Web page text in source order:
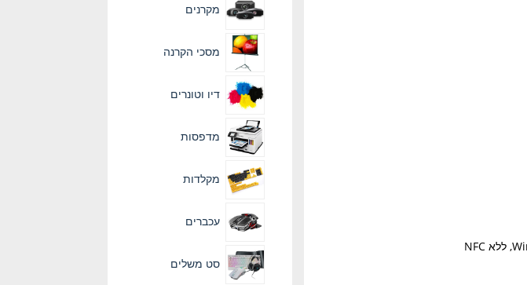
מקרנים
מסכי הקרנה
דיו וטונרים
מדפסות
מקלדות
עכברים
סט משלים